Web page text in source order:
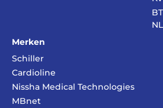
Merken
Schiller
Cardioline
Nissha Medical Technologies
MBnet